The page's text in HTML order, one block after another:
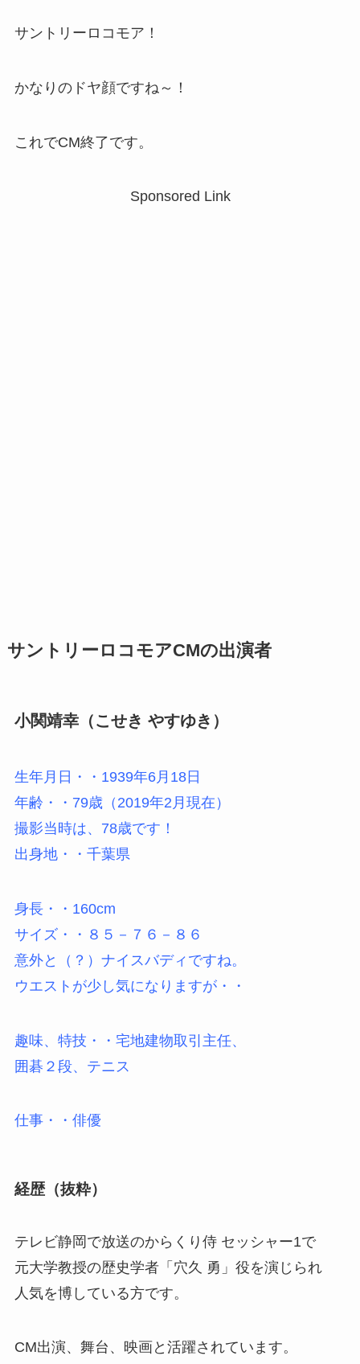
サントリーロコモア！
かなりのドヤ顔ですね～！
これでCM終了です。
Sponsored Link
サントリーロコモアCMの出演者
小関靖幸（こせき やすゆき）
生年月日・・1939年6月18日
年齢・・79歳（2019年2月現在）
撮影当時は、78歳です！
出身地・・千葉県
身長・・160cm
サイズ・・８５－７６－８６
意外と（？）ナイスバディですね。
ウエストが少し気になりますが・・
趣味、特技・・宅地建物取引主任、
囲碁２段、テニス
仕事・・俳優
経歴（抜粋）
テレビ静岡で放送のからくり侍 セッシャー1で
元大学教授の歴史学者「穴久 勇」役を演じられ
人気を博している方です。
CM出演、舞台、映画と活躍されています。